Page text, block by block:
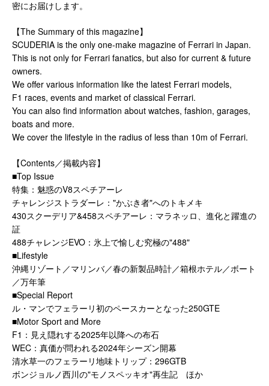
密にお届けします。
【The Summary of this magazine】
SCUDERIA is the only one-make magazine of Ferrari in Japan.
This is not only for Ferrari fanatics, but also for current & future
owners.
We offer various information like the latest Ferrari models,
F1 races, events and market of classical Ferrari.
You can also find information about watches, fashion, garages,
boats and more.
We cover the lifestyle in the radius of less than 10m of Ferrari.
【Contents／掲載内容】
■Top Issue
特集：魅惑のV8スペチアーレ
チャレンジストラダーレ："かぶき者"へのトキメキ
430スクーデリア&458スペチアーレ：マラネッロ、進化と躍進の
証
488チャレンジEVO：氷上で愉しむ究極の"488"
■Lifestyle
沖縄リゾート／マリンバ／春の新製品時計／箱根ホテル／ボート
／万年筆
■Special Report
ル・マンでフェラーリ初のペースカーとなった250GTE
■Motor Sport and More
F1：見え隠れする2025年以降への布石
WEC：真価が問われる2024年シーズン開幕
清水草一のフェラーリ地味トリップ：296GTB
ボンジョルノ西川の"モノスペッキオ"再生記 ほか